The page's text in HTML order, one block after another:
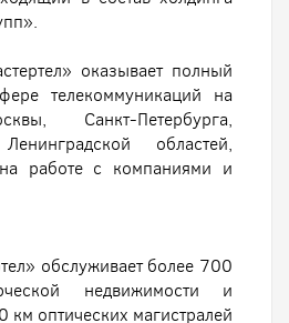
оказывает полный
телекоммуникаций на
Санкт-Петербурга,
областей,
на работе с компаниями и
обслуживает более 700
недвижимости и
км оптических магистралей